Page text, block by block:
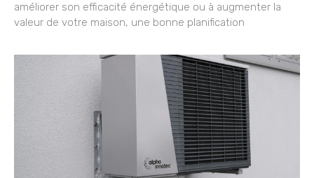
améliorer son efficacité énergétique ou à augmenter la
valeur de votre maison, une bonne planification